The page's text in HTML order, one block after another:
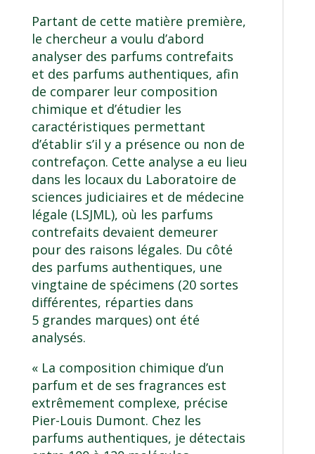
Partant de cette matière première,
le chercheur a voulu d’abord
analyser des parfums contrefaits
et des parfums authentiques, afin
de comparer leur composition
chimique et d’étudier les
caractéristiques permettant
d’établir s’il y a présence ou non de
contrefaçon. Cette analyse a eu lieu
dans les locaux du Laboratoire de
sciences judiciaires et de médecine
légale (LSJML), où les parfums
contrefaits devaient demeurer
pour des raisons légales. Du côté
des parfums authentiques, une
vingtaine de spécimens (20 sortes
différentes, réparties dans
5 grandes marques) ont été
analysés.
« La composition chimique d’un
parfum et de ses fragrances est
extrêmement complexe, précise
Pier-Louis Dumont. Chez les
parfums authentiques, je détectais